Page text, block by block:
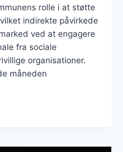
rolle i at støtte
indirekte påvirkede
ved at engagere
fra sociale
organisationer.
måneden